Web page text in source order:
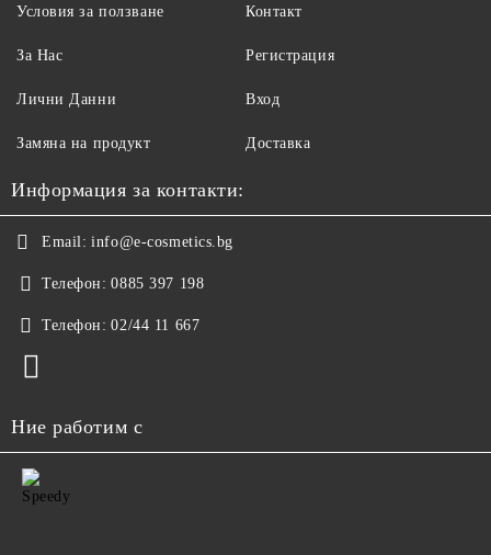
Условия за ползване
За Нас
Лични Данни
Замяна на продукт
Контакт
Регистрация
Вход
Доставка
Информация за контакти:
Email: info@e-cosmetics.bg
Телефон: 0885 397 198
Телефон: 02/44 11 667
Ние работим с